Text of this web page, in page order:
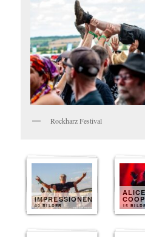
Rockharz Festival
IMPRESSIONEN
40 BILDER
ALICE
15